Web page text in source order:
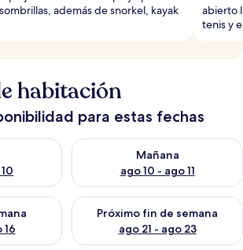
además de snorkel, kayak
abierto
tenis y
habitación
para estas fechas
para hoy ago 9 - ago 10
Mañana
ago 10 - ago 11
Consulta la disponibilidad
16
para este fin de semana ago 14 -
Próximo fin de semana
ago 21 - ago 23
Consulta la disponibilidad